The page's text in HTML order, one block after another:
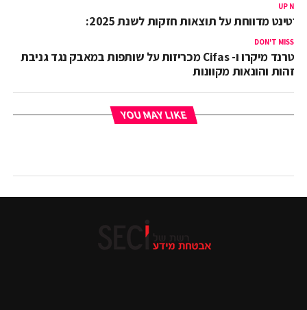
UP
מדווחת על תוצאות חזקות לשנת 2025:
DON'T MISS
טרנד מיקרו ו- Cifas מכריזות על שותפות במאבק נגד גניבת
זהות והונאות מקוונות
YOU MAY LIKE